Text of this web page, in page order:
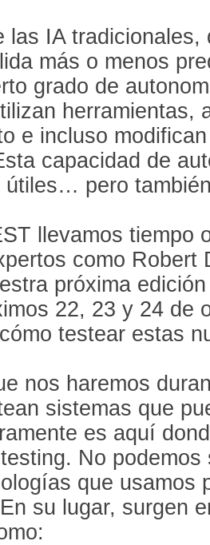
las IA tradicionales,
más o menos
grado de
herramientas,
e incluso
capacidad de
útiles… pero
llevamos tiempo
como Robert
próxima
22, 23 y 24 de
testear estas
nos haremos
sistemas que
es aquí
No
que usamos
su lugar, surgen